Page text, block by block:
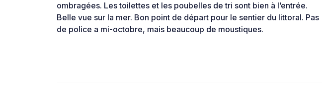
ombragées. Les toilettes et les poubelles de tri sont bien à l’entrée.
Belle vue sur la mer. Bon point de départ pour le sentier du littoral. Pas
de police a mi-octobre, mais beaucoup de moustiques.